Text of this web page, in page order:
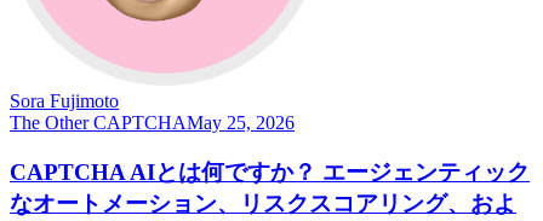
Sora Fujimoto
The Other CAPTCHAMay 25, 2026
CAPTCHA AIとは何ですか？ エージェンティック
なオートメーション、リスクスコアリング、およ